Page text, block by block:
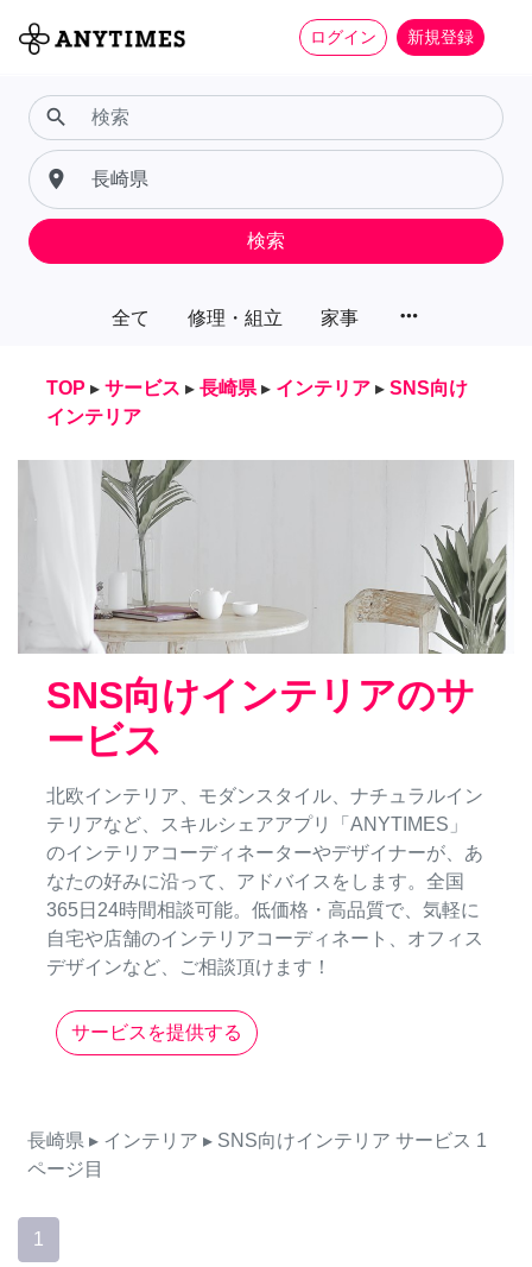
ログイン 新規登録
全て 修理・組立 家事 more_horiz
search
place
検索
TOP ▸ サービス ▸ 長崎県 ▸ インテリア ▸ SNS向け
インテリア
SNS向けインテリアのサ
ービス
北欧インテリア、モダンスタイル、ナチュラルイン
テリアなど、スキルシェアアプリ「ANYTIMES」
のインテリアコーディネーターやデザイナーが、あ
なたの好みに沿って、アドバイスをします。全国
365日24時間相談可能。低価格・高品質で、気軽に
自宅や店舗のインテリアコーディネート、オフィス
デザインなど、ご相談頂けます！
サービスを提供する
長崎県 ▸ インテリア ▸ SNS向けインテリア サービス 1
ページ目
1